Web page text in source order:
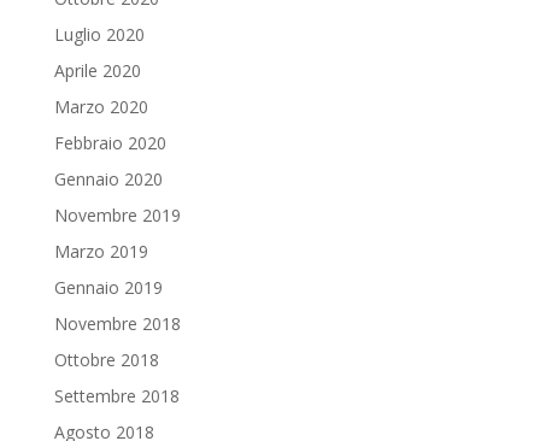
Luglio 2020
Aprile 2020
Marzo 2020
Febbraio 2020
Gennaio 2020
Novembre 2019
Marzo 2019
Gennaio 2019
Novembre 2018
Ottobre 2018
Settembre 2018
Agosto 2018